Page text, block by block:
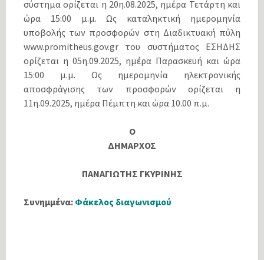
σύστημα ορίζεται η 20η.08.2025, ημέρα Τετάρτη και
ώρα 15:00 μ.μ. Ως καταληκτική ημερομηνία
υποβολής των προσφορών στη Διαδικτυακή πύλη
www.promitheus.gov.gr του συστήματος ΕΣΗΔΗΣ
ορίζεται η 05η.09.2025, ημέρα Παρασκευή και ώρα
15:00 μ.μ. Ως ημερομηνία ηλεκτρονικής
αποσφράγισης των προσφορών ορίζεται η
11η.09.2025, ημέρα Πέμπτη και ώρα 10.00 π.μ.
Ο
ΔΗΜΑΡΧΟΣ
ΠΑΝΑΓΙΩΤΗΣ ΓΚΥΡΙΝΗΣ
Συνημμένα: Φάκελος διαγωνισμού